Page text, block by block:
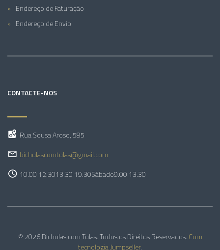
Endereço de Faturação
Endereço de Envio
CONTACTE-NOS
Rua Sousa Aroso, 585
bicholascomtolas@gmail.com
10.00 12.3013.30 19.30Sábado9.00 13.30
© 2026 Bicholas com Tolas. Todos os Direitos Reservados. Com
tecnologia Jumpseller.